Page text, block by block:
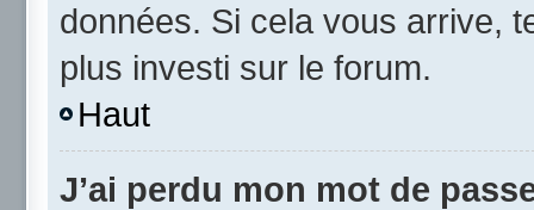
données. Si cela vous arrive,
plus investi sur le forum.
Haut
J’ai perdu mon mot de